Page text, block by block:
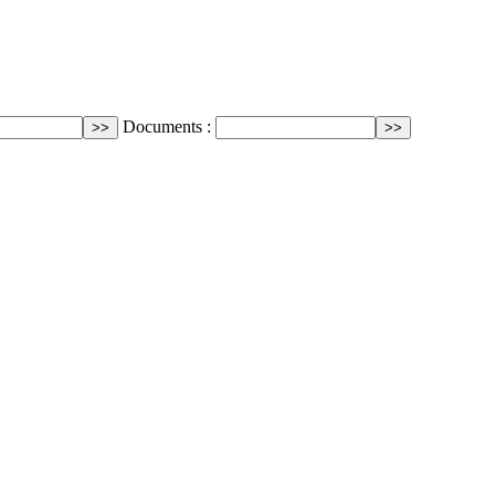
Documents :